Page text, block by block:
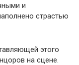
и
страстью
этого
на сцене.